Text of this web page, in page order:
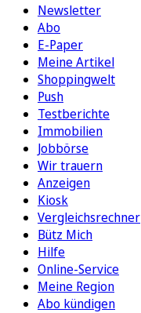
Newsletter
Abo
E-Paper
Meine Artikel
Shoppingwelt
Push
Testberichte
Immobilien
Jobbörse
Wir trauern
Anzeigen
Kiosk
Vergleichsrechner
Bütz Mich
Hilfe
Online-Service
Meine Region
Abo kündigen